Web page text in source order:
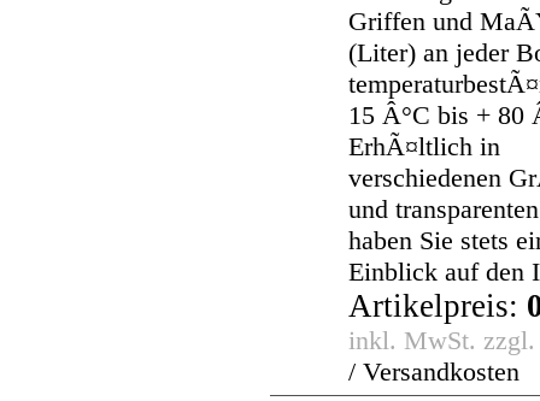
Griffen und
(Liter) an jeder
15 Â°C bis + 80
ErhÃ¤ltlich in
verschiedenen
und
haben Sie stets
Einblick auf den
Artikelpreis:
inkl. MwSt.
/ Versandkosten